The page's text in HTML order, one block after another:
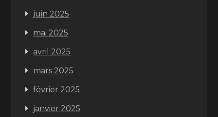
juin 2025
mai 2025
avril 2025
mars 2025
février 2025
janvier 2025